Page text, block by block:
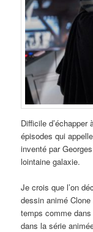
Difficile
épisodes qui
inventé par
lointaine galaxie.
Je crois que l’on
dessin animé
temps comme
dans la série